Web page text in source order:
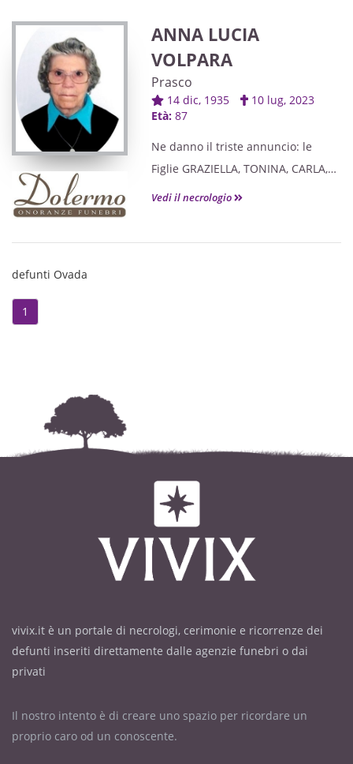
ANNA LUCIA
VOLPARA
Prasco
14 dic, 1935
10 lug, 2023
Età: 87
Ne danno il triste annuncio: le
Figlie GRAZIELLA, TONINA, CARLA,
gli adorati Nipoti MARCO,
Vedi il necrologio
defunti Ovada
1
vivix.it è un portale di necrologi, cerimonie e ricorrenze dei
defunti inseriti direttamente dalle agenzie funebri o dai
privati
Il nostro intento è di creare uno spazio per ricordare un
proprio caro od un conoscente.